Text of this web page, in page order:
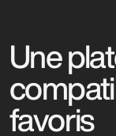
Une
favoris